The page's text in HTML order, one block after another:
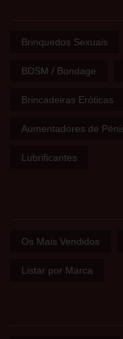
Brinquedos Sexuais
BDSM / Bondage
Brincadeiras Eróticas
Aumentadores de
Lubrificantes
Os Mais Vendidos
Listar por Marca